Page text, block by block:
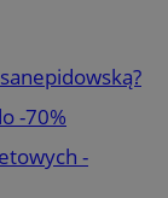
-70%
-